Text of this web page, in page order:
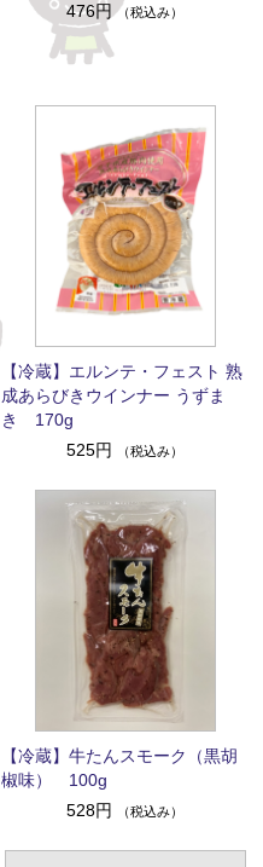
476円 （税込み）
【冷蔵】エルンテ・フェスト 熟
成あらびきウインナー うずま
き 170g
525円
（税込み）
【冷蔵】牛たんスモーク（黒胡
椒味） 100g
528円
（税込み）